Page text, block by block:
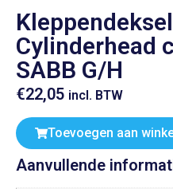
Cylinderhead
SABB G/H
€22,05 incl. BTW
Toevoegen aan
Aanvullende